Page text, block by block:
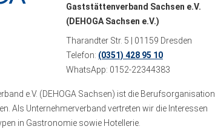
Gaststättenverband Sachsen e.V.
(DEHOGA Sachsen e.V.)
Tharandter Str. 5 | 01159 Dresden
Telefon: (0351) 428 95 10
WhatsApp: 0152-22344383
e.V. (DEHOGA Sachsen) ist die Berufsorganisation
Als Unternehmerverband vertreten wir die Interessen
in Gastronomie sowie Hotellerie.